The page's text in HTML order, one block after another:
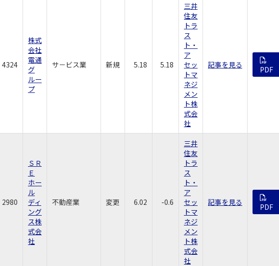
4324
株式
会社
電通
グ
ルー
プ
サ－ビス業 新規 5.18 5.18
三井
住友
トラ
ス
ト・
ア
セッ
トマ
ネジ
メン
ト株
式会
社
記事を見る PDF
2980
ＳＲ
Ｅ
ホー
ル
ディ
ング
ス株
式会
社
不動産業 変更 6.02 -0.6
三井
住友
トラ
ス
ト・
ア
セッ
トマ
ネジ
メン
ト株
式会
社
記事を見る PDF